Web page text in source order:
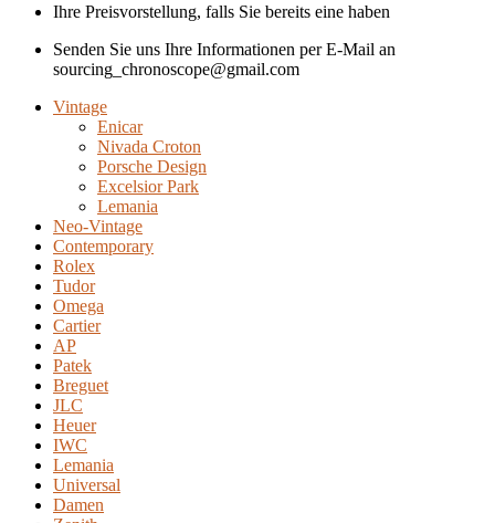
Ihre Preisvorstellung, falls Sie bereits eine haben
Senden Sie uns Ihre Informationen per E-Mail an
sourcing_chronoscope@gmail.com
Vintage
Enicar
Nivada Croton
Porsche Design
Excelsior Park
Lemania
Neo-Vintage
Contemporary
Rolex
Tudor
Omega
Cartier
AP
Patek
Breguet
JLC
Heuer
IWC
Lemania
Universal
Damen